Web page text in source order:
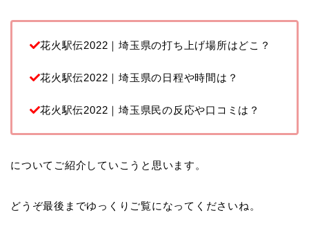
花火駅伝2022｜埼玉県の打ち上げ場所はどこ？
花火駅伝2022｜埼玉県の日程や時間は？
花火駅伝2022｜埼玉県民の反応や口コミは？
についてご紹介していこうと思います。
どうぞ最後までゆっくりご覧になってくださいね。